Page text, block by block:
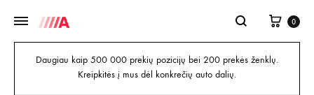
0
Daugiau kaip 500 000 prekių pozicijų bei 200 prekės ženklų.
Kreipkitės į mus dėl konkrečių auto dalių.